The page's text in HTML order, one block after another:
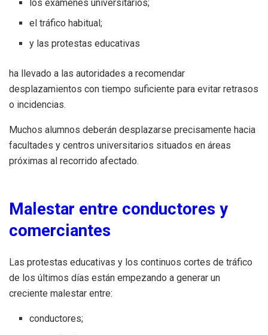
los exámenes universitarios;
el tráfico habitual;
y las protestas educativas
ha llevado a las autoridades a recomendar
desplazamientos con tiempo suficiente para evitar retrasos
o incidencias.
Muchos alumnos deberán desplazarse precisamente hacia
facultades y centros universitarios situados en áreas
próximas al recorrido afectado.
Malestar entre conductores y
comerciantes
Las protestas educativas y los continuos cortes de tráfico
de los últimos días están empezando a generar un
creciente malestar entre:
conductores;